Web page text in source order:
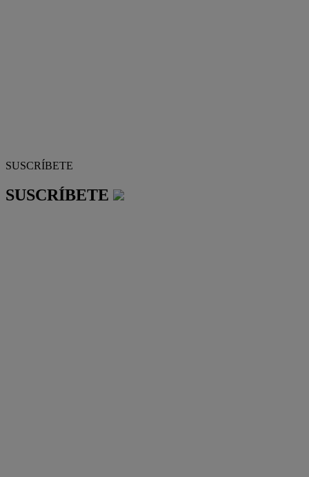
SUSCRÍBETE
SUSCRÍBETE